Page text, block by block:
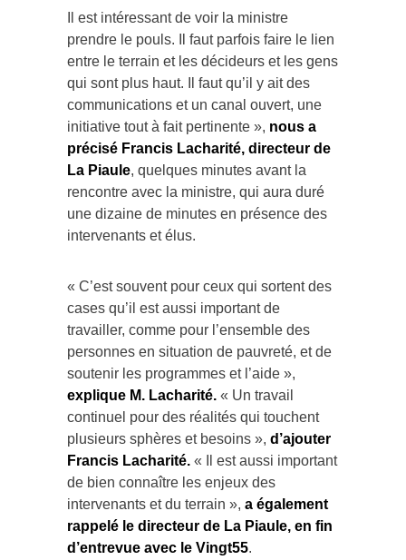
Il est intéressant de voir la ministre
prendre le pouls. Il faut parfois faire le lien
entre le terrain et les décideurs et les gens
qui sont plus haut. Il faut qu’il y ait des
communications et un canal ouvert, une
initiative tout à fait pertinente », nous a
précisé Francis Lacharité, directeur de
La Piaule , quelques minutes avant la
rencontre avec la ministre, qui aura duré
une dizaine de minutes en présence des
intervenants et élus.
« C’est souvent pour ceux qui sortent des
cases qu’il est aussi important de
travailler, comme pour l’ensemble des
personnes en situation de pauvreté, et de
soutenir les programmes et l’aide »,
explique M. Lacharité.
« Un travail
continuel pour des réalités qui touchent
plusieurs sphères et besoins », d’ajouter
Francis Lacharité.
« Il est aussi important
de bien connaître les enjeux des
intervenants et du terrain », a également
rappelé le directeur de La Piaule, en fin
d’entrevue avec le Vingt55